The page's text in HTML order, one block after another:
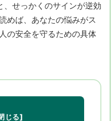
せっかくのサインが逆効
めば、あなたの悩みがス
の安全を守るための具体